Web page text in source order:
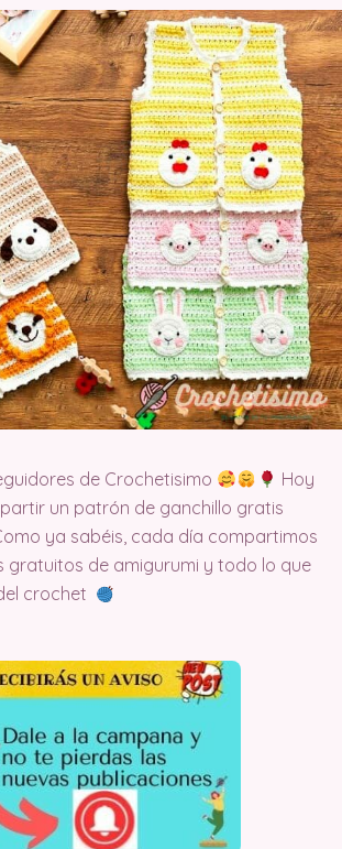
de Crochetisimo
Hoy
un patrón de ganchillo gratis
ya sabéis, cada día compartimos
gratuitos de amigurumi y todo lo que
crochet